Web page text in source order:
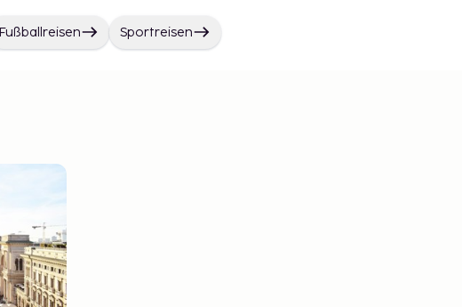
Fußballreisen Sportreisen